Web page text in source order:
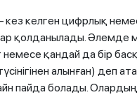
келген цифрлық
қолданылады. Әлемде
немесе қандай да бір
алынған) деп
пайда болады.